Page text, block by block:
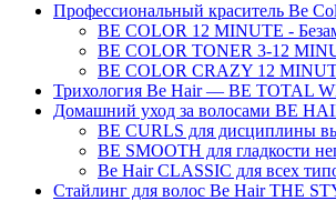
Профессиональный краситель Be
BE COLOR 12 MINUTE -
BE COLOR TONER 3-12
BE COLOR CRAZY 12
Трихология Be Hair — BE TOTAL
Домашний уход за волосами BE
BE CURLS для дисциплины
BE SMOOTH для гладкости
Be Hair CLASSIC для всех
Стайлинг для волос Be Hair THE